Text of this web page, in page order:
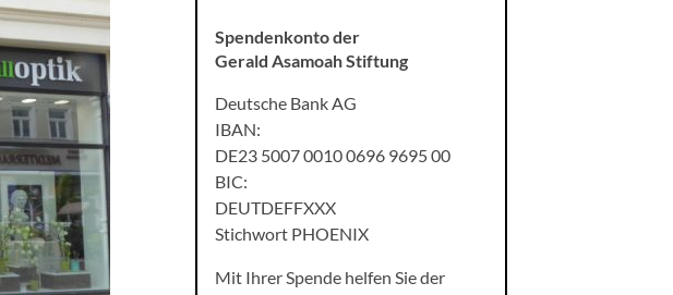
Spendenkonto der
Gerald Asamoah Stiftung
Deutsche Bank AG
IBAN:
DE23 5007 0010 0696 9695 00
BIC:
DEUTDEFFXXX
Stichwort PHOENIX
Mit Ihrer Spende helfen Sie der